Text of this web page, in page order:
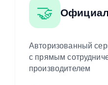
🤝
Авторизованный
с прямым
производителем